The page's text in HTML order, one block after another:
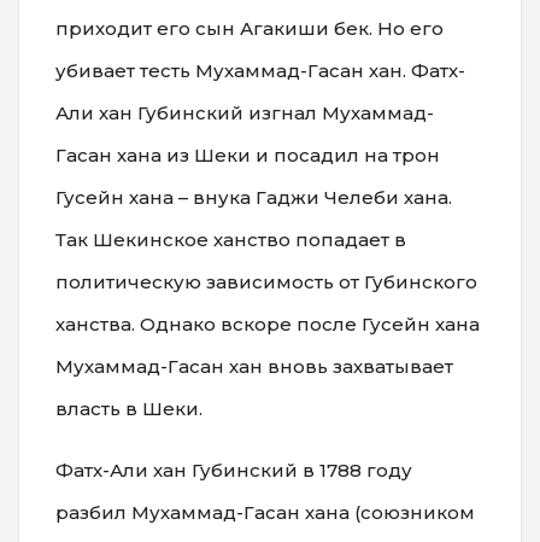
приходит его сын Агакиши бек. Но его
убивает тесть Мухаммад-Гасан хан. Фатх-
Али хан Губинский изгнал Мухаммад-
Гасан хана из Шеки и посадил на трон
Гусейн хана – внука Гаджи Челеби хана.
Так Шекинское ханство попадает в
политическую зависимость от Губинского
ханства. Однако вскоре после Гусейн хана
Мухаммад-Гасан хан вновь захватывает
власть в Шеки.
Фатх-Али хан Губинский в 1788 году
разбил Мухаммад-Гасан хана (союзником